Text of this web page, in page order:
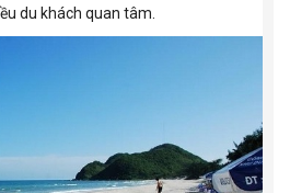
du khách quan tâm.